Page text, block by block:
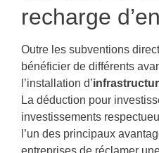
recharge
Outre les subventions
bénéficier de différents
l’installation d’
La déduction pour
investissements
l’un des principaux